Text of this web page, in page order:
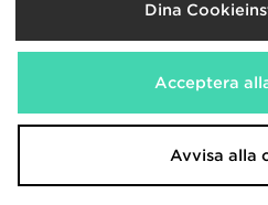
Sverige
Vi accepterar
Besök bolagets
Dina
Acceptera
Avvisa alla